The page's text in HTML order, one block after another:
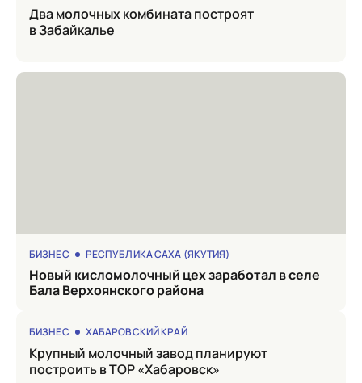
Два молочных комбината построят
в Забайкалье
БИЗНЕС РЕСПУБЛИКА САХА (ЯКУТИЯ)
Новый кисломолочный цех заработал в селе
Бала Верхоянского района
БИЗНЕС ХАБАРОВСКИЙ КРАЙ
Крупный молочный завод планируют
построить в ТОР «Хабаровск»